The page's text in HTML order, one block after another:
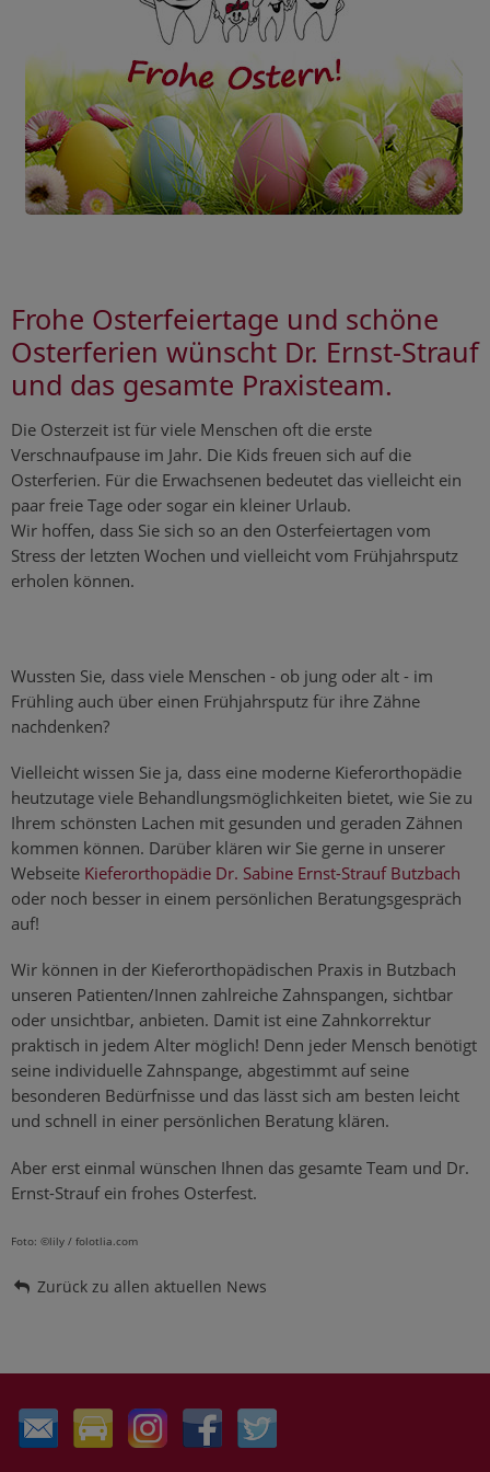
Frohe Osterfeiertage und schöne
Osterferien wünscht Dr. Ernst-Strauf
und das gesamte Praxis­team.
Die Osterzeit ist für viele Menschen oft die erste
Verschnaufpause im Jahr. Die Kids freuen sich auf die
Osterferien. Für die Erwachsenen bedeutet das vielleicht ein
paar freie Tage oder sogar ein kleiner Urlaub.
Wir hoffen, dass Sie sich so an den Osterfeiertagen vom
Stress der letzten Wochen und vielleicht vom Frühjahrsputz
erholen können.
Wussten Sie, dass viele Menschen - ob jung oder alt - im
Frühling auch über einen Frühjahrsputz für ihre Zähne
nachdenken?
Vielleicht wissen Sie ja, dass eine moderne Kieferorthopädie
heutzutage viele Behandlungsmöglichkeiten bietet, wie Sie zu
Ihrem schönsten Lachen mit gesunden und geraden Zähnen
kommen können. Darüber klären wir Sie gerne in unserer
Webseite Kieferorthopädie Dr. Sabine Ernst-Strauf Butzbach
oder noch besser in einem persönlichen Beratungsgespräch
auf!
Wir können in der Kieferorthopädischen Praxis in Butzbach
unseren Patienten/Innen zahlreiche Zahnspangen, sichtbar
oder unsichtbar, anbieten. Damit ist eine Zahnkorrektur
praktisch in jedem Alter möglich! Denn jeder Mensch benötigt
seine individuelle Zahnspange, abgestimmt auf seine
besonderen Bedürfnisse und das lässt sich am besten leicht
und schnell in einer persönlichen Beratung klären.
Aber erst einmal wünschen Ihnen das gesamte Team und Dr.
Ernst-Strauf ein frohes Osterfest.
Foto: ©lily / folotlia.com
Zurück zu allen aktuellen News